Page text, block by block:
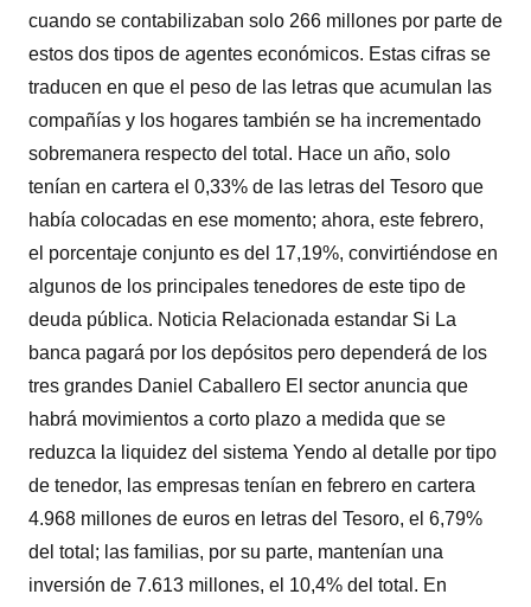
cuando se contabilizaban solo 266 millones por parte de
estos dos tipos de agentes económicos. Estas cifras se
traducen en que el peso de las letras que acumulan las
compañías y los hogares también se ha incrementado
sobremanera respecto del total. Hace un año, solo
tenían en cartera el 0,33% de las letras del Tesoro que
había colocadas en ese momento; ahora, este febrero,
el porcentaje conjunto es del 17,19%, convirtiéndose en
algunos de los principales tenedores de este tipo de
deuda pública. Noticia Relacionada estandar Si La
banca pagará por los depósitos pero dependerá de los
tres grandes Daniel Caballero El sector anuncia que
habrá movimientos a corto plazo a medida que se
reduzca la liquidez del sistema Yendo al detalle por tipo
de tenedor, las empresas tenían en febrero en cartera
4.968 millones de euros en letras del Tesoro, el 6,79%
del total; las familias, por su parte, mantenían una
inversión de 7.613 millones, el 10,4% del total. En